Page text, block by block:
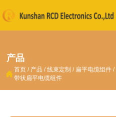
产品
 首页 / 产品 /线束定制 / 扁平电缆组件 /
带状扁平电缆组件